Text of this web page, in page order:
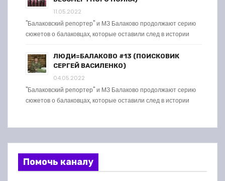
11.05.2022
"Балаковский репортер" и МЗ Балаково продолжают серию
сюжетов о балаковцах, которые оставили след в истории
ЛЮДИ=БАЛАКОВО #13 (ПОИСКОВИК
СЕРГЕЙ ВАСИЛЕНКО)
04.05.2022
"Балаковский репортер" и МЗ Балаково продолжают серию
сюжетов о балаковцах, которые оставили след в истории
Помочь каналу